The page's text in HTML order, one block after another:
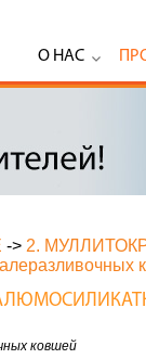
О НАС
-> 2.
ковшей